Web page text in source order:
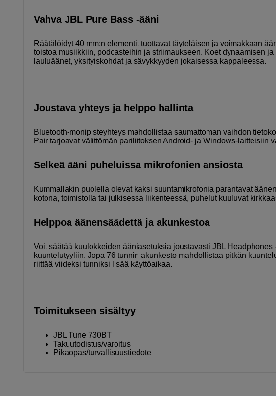
Vahva JBL Pure Bass -ääni
Räätälöidyt 40 mm:n elementit tuottavat täyteläisen ja voimakkaan
toistoa musiikkiin, podcasteihin ja striimaukseen. Koet dynaamisen
lauluäänet, yksityiskohdat ja sävykkyyden jokaisessa kappaleessa.
Joustava yhteys ja helppo hallinta
Bluetooth-monipisteyhteys mahdollistaa saumattoman vaihdon
Pair tarjoavat välittömän pariliitoksen Android- ja Windows-laitteisiin
Selkeä ääni puheluissa mikrofonien ansiosta
Kummallakin puolella olevat kaksi suuntamikrofonia parantavat
kotona, toimistolla tai julkisessa liikenteessä, puhelut kuuluvat
Helppoa äänensäädettä ja akunkestoa
Voit säätää kuulokkeiden ääniasetuksia joustavasti JBL
kuuntelutyyliin. Jopa 76 tunnin akunkesto mahdollistaa pitkän
riittää viideksi tunniksi lisää käyttöaikaa.
Toimitukseen sisältyy
JBL Tune 730BT
Takuutodistus/varoitus
Pikaopas/turvallisuustiedote